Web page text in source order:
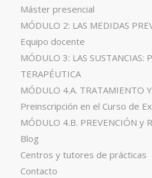
Máster presencial
MÓDULO 2: LAS MEDIDAS
Equipo docente
MÓDULO 3: LAS SUSTANCIAS:
TERAPÉUTICA
MÓDULO 4.A. TRATAMIENTO
Preinscripción en el Curso de
MÓDULO 4.B. PREVENCIÓN y
Blog
Centros y tutores de prácticas
Contacto